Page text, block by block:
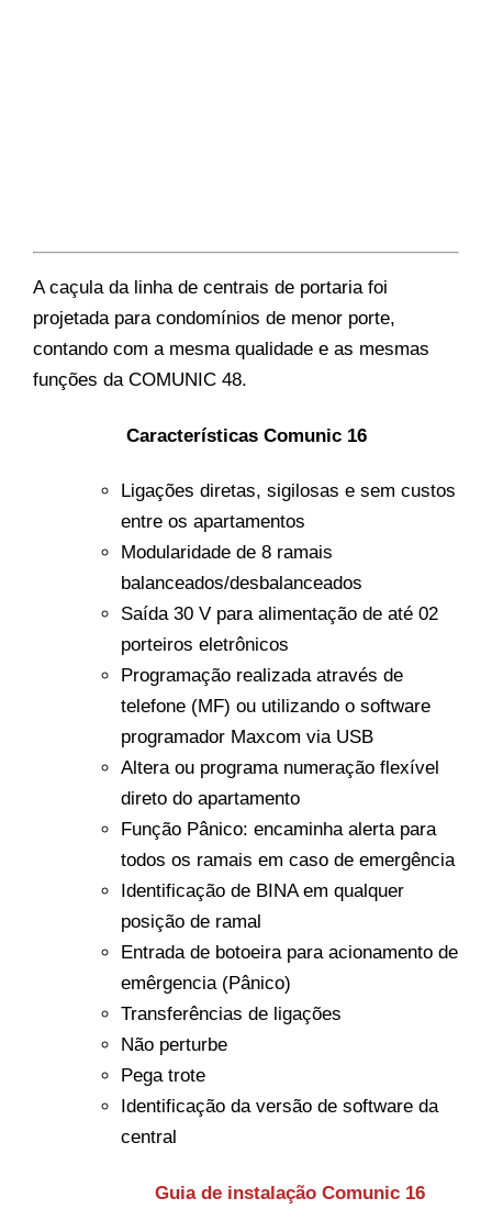
A caçula da linha de centrais de portaria foi
projetada para condomínios de menor porte,
contando com a mesma qualidade e as mesmas
funções da COMUNIC 48.
Características Comunic 16
Ligações diretas, sigilosas e sem custos
entre os apartamentos
Modularidade de 8 ramais
balanceados/desbalanceados
Saída 30 V para alimentação de até 02
porteiros eletrônicos
Programação realizada através de
telefone (MF) ou utilizando o software
programador Maxcom via USB
Altera ou programa numeração flexível
direto do apartamento
Função Pânico: encaminha alerta para
todos os ramais em caso de emergência
Identificação de BINA em qualquer
posição de ramal
Entrada de botoeira para acionamento de
emêrgencia (Pânico)
Transferências de ligações
Não perturbe
Pega trote
Identificação da versão de software da
central
Guia de instalação Comunic 16